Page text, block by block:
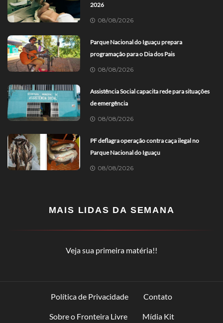
2026
08/08/2026
Parque Nacional do Iguaçu prepara
programação para o Dia dos Pais
08/08/2026
Assistência Social capacita rede para situações
de emergência
08/08/2026
PF deflagra operação contra caça ilegal no
Parque Nacional do Iguaçu
08/08/2026
MAIS LIDAS DA SEMANA
Veja sua primeira matéria!!
Política de Privacidade Contato
Sobre o Fronteira Livre Mídia Kit